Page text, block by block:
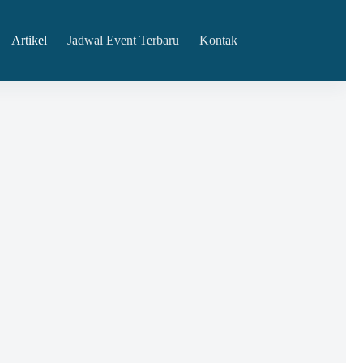
Artikel Jadwal Event Terbaru Kontak